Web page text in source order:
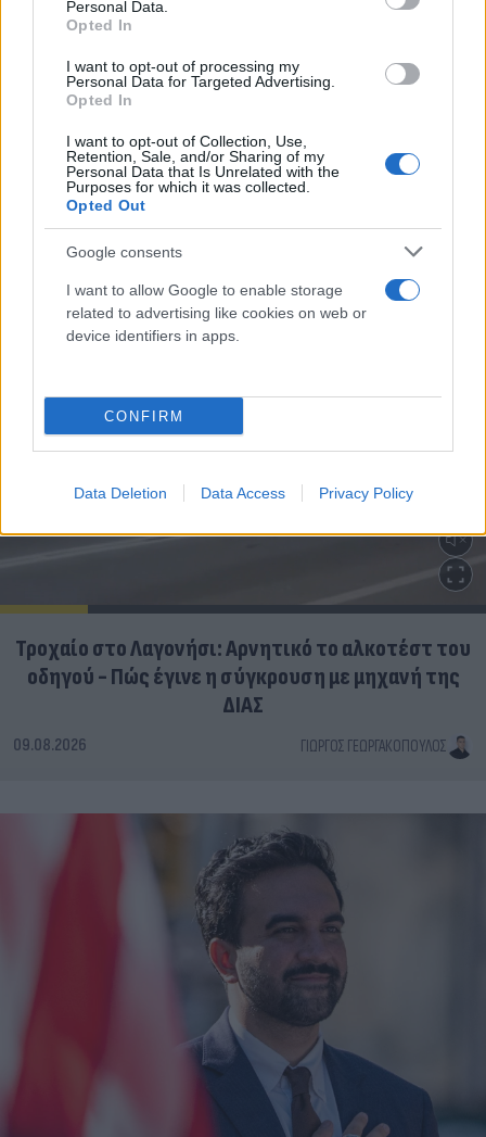
Personal Data.
Opted In
I want to opt-out of processing my
Personal Data for Targeted Advertising.
Opted In
I want to opt-out of Collection, Use,
Retention, Sale, and/or Sharing of my
Personal Data that Is Unrelated with the
Purposes for which it was collected.
Opted Out
Google consents
I want to allow Google to enable storage
related to advertising like cookies on web or
device identifiers in apps.
CONFIRM
Data Deletion Data Access Privacy Policy
Τροχαίο στο Λαγονήσι: Αρνητικό το αλκοτέστ του
οδηγού - Πώς έγινε η σύγκρουση με μηχανή της
ΔΙΑΣ
09.08.2026 ΓΙΏΡΓΟΣ ΓΕΩΡΓΑΚΌΠΟΥΛΟΣ